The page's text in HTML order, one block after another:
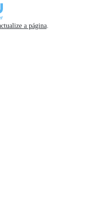
a página.